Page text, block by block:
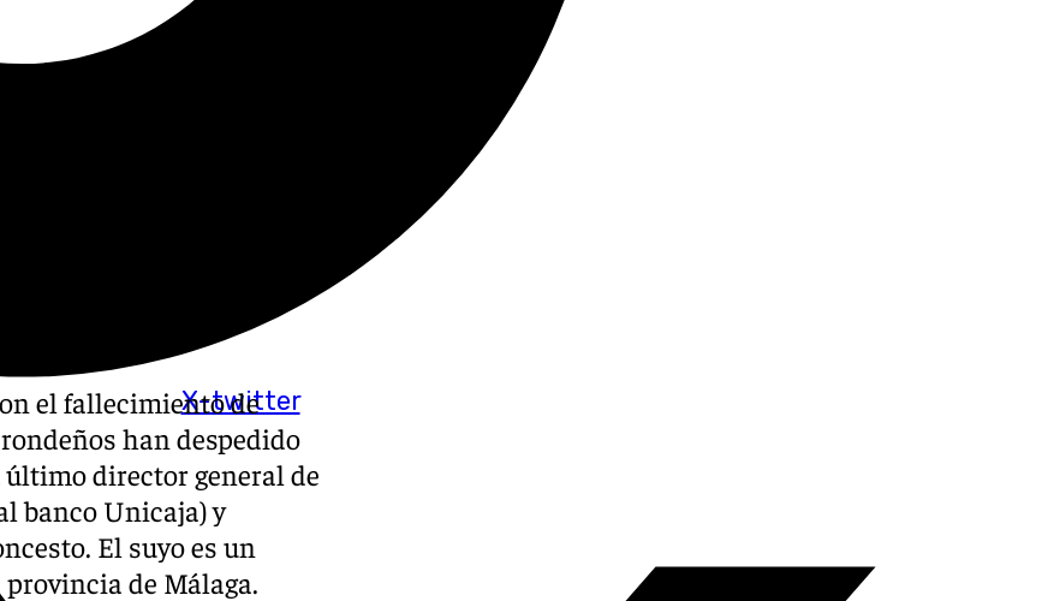
X-twitter
el fallecimiento de
han despedido
último director general de
banco Unicaja) y
El suyo es un
provincia de Málaga.